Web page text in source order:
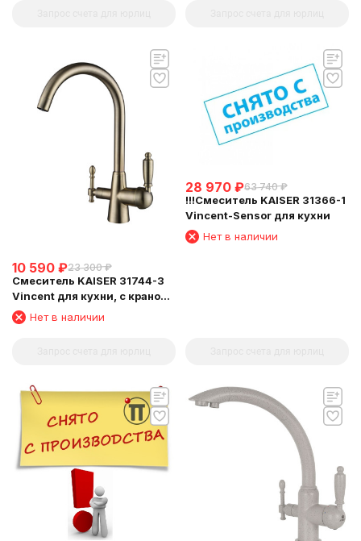
10 590 ₽23 300 ₽
Смеситель KAISER 31744-3
Vincent для кухни, с краном
для питьевой воды,
бронзовый
Нет в наличии
28 970 ₽63 740 ₽
!!!Смеситель KAISER 31366-1
Vincent-Sensor для кухни
Нет в наличии